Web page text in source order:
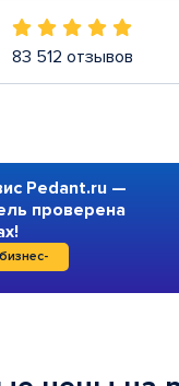
83 512 отзывов
Pedant.ru —
проверена